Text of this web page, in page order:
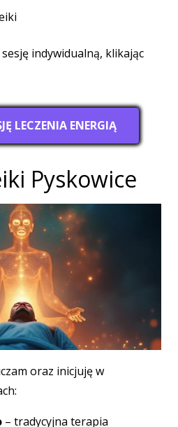
indywidualną, klikając
LECZENIA ENERGIĄ
Pyskowice
oraz inicjuję w
– tradycyjna terapia